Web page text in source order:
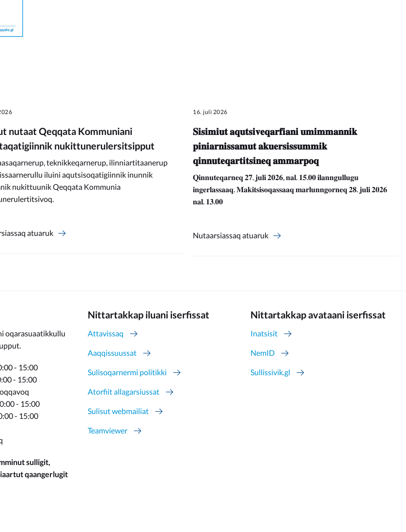
nutaat Qeqqata Kommuniani
nukittunerulersitsipput
teknikkeqarnerup, ilinniartitaanerup
iluini aqutsisoqatigiinnik inunnik
nukittuunik Qeqqata Kommunia
atuaruk
16. juli 2026
𝐒𝐢𝐬𝐢𝐦𝐢𝐮𝐭 𝐚𝐪𝐮𝐭𝐬𝐢𝐯𝐞𝐪𝐚𝐫𝐟𝐢𝐚𝐧𝐢 𝐮𝐦𝐢𝐦𝐦𝐚𝐧𝐧𝐢𝐤
𝐩𝐢𝐧𝐢𝐚𝐫𝐧𝐢𝐬𝐬𝐚𝐦𝐮𝐭 𝐚𝐤𝐮𝐞𝐫𝐬𝐢𝐬𝐬𝐮𝐦𝐦𝐢𝐤
𝐪𝐢𝐧𝐧𝐮𝐭𝐞𝐪𝐚𝐫𝐭𝐢𝐭𝐬𝐢𝐧𝐞𝐪 𝐚𝐦𝐦𝐚𝐫𝐩𝐨𝐪
𝐐𝐢𝐧𝐧𝐮𝐭𝐞𝐪𝐚𝐫𝐧𝐞𝐪 𝟐𝟕. 𝐣𝐮𝐥𝐢 𝟐𝟎𝟐𝟔, 𝐧𝐚𝐥. 𝟏𝟓.𝟎𝟎 𝐢𝐥𝐚𝐧𝐧𝐠𝐮𝐥𝐥𝐮𝐠𝐮
𝐢𝐧𝐠𝐞𝐫𝐥𝐚𝐬𝐬𝐚𝐚𝐪. 𝐌𝐚𝐤𝐢𝐭𝐬𝐢𝐬𝐨𝐪𝐚𝐬𝐬𝐚𝐚𝐪 𝐦𝐚𝐫𝐥𝐮𝐧𝐧𝐠𝐨𝐫𝐧𝐞𝐪 𝟐𝟖. 𝐣𝐮𝐥𝐢 𝟐𝟎𝟐𝟔
𝐧𝐚𝐥. 𝟏𝟑.𝟎𝟎
Nutaarsiassaq atuaruk
oqarasuaatikkullu
- 15:00
- 15:00
- 15:00
- 15:00
sulligit,
qaangerlugit
Nittartakkap iluani iserfissat
Attavissaq
Aaqqissuussat
Sulisoqarnermi politikki
Atorfiit allagarsiussat
Sulisut webmailiat
Teamviewer
Nittartakkap avataani iserfissat
Inatsisit
NemID
Sullissivik.gl